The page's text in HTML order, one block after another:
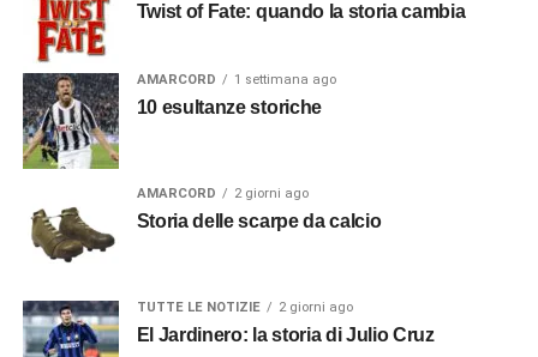
Twist of Fate: quando la storia cambia
AMARCORD 1 settimana ago
10 esultanze storiche
AMARCORD 2 giorni ago
Storia delle scarpe da calcio
TUTTE LE NOTIZIE 2 giorni ago
El Jardinero: la storia di Julio Cruz